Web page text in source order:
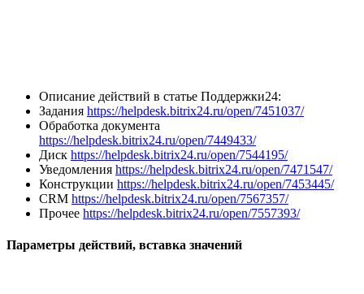
Описание действий в статье Поддержки24:
Задания https://helpdesk.bitrix24.ru/open/7451037/
Обработка документа
https://helpdesk.bitrix24.ru/open/7449433/
Диск https://helpdesk.bitrix24.ru/open/7544195/
Уведомления https://helpdesk.bitrix24.ru/open/7471547/
Конструкции https://helpdesk.bitrix24.ru/open/7453445/
CRM https://helpdesk.bitrix24.ru/open/7567357/
Прочее https://helpdesk.bitrix24.ru/open/7557393/
Параметры действий, вставка значений